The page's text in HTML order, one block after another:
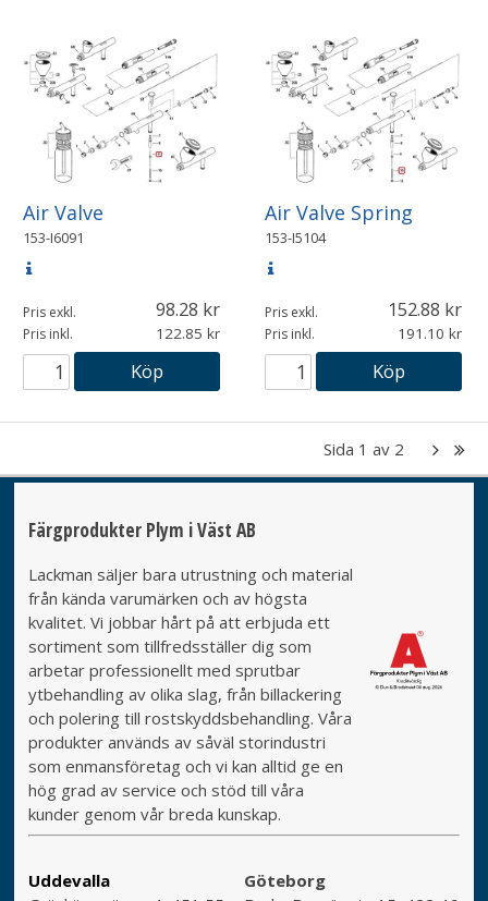
Air Valve
153-I6091
Pris exkl. 98.28
Pris inkl. 122.85
Köp
Air Valve Spring
153-I5104
Pris exkl. 152.88
Pris inkl. 191.10
Köp
Sida 1 av 2
Färgprodukter Plym i Väst AB
Lackman säljer bara utrustning och material
från kända varumärken och av högsta
kvalitet. Vi jobbar hårt på att erbjuda ett
sortiment som tillfredsställer dig som
arbetar professionellt med sprutbar
ytbehandling av olika slag, från billackering
och polering till rostskyddsbehandling. Våra
produkter används av såväl storindustri
som enmansföretag och vi kan alltid ge en
hög grad av service och stöd till våra
kunder genom vår breda kunskap.
Uddevalla
Göteborg